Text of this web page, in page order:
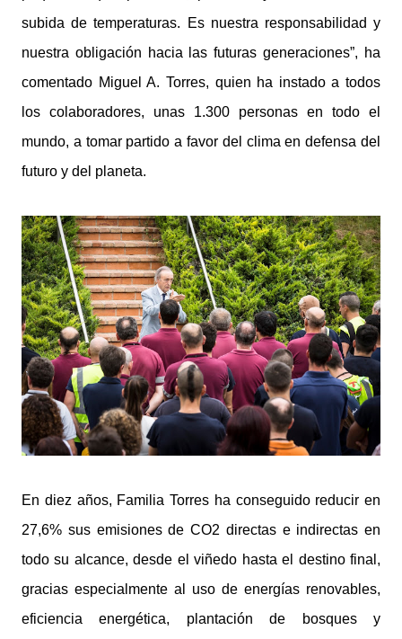
subida de temperaturas. Es nuestra responsabilidad y
nuestra obligación hacia las futuras generaciones”, ha
comentado Miguel A. Torres, quien ha instado a todos
los colaboradores, unas 1.300 personas en todo el
mundo, a tomar partido a favor del clima en defensa del
futuro y del planeta.
En diez años, Familia Torres ha conseguido reducir en
27,6% sus emisiones de CO2 directas e indirectas en
todo su alcance, desde el viñedo hasta el destino final,
gracias especialmente al uso de energías renovables,
eficiencia energética, plantación de bosques y